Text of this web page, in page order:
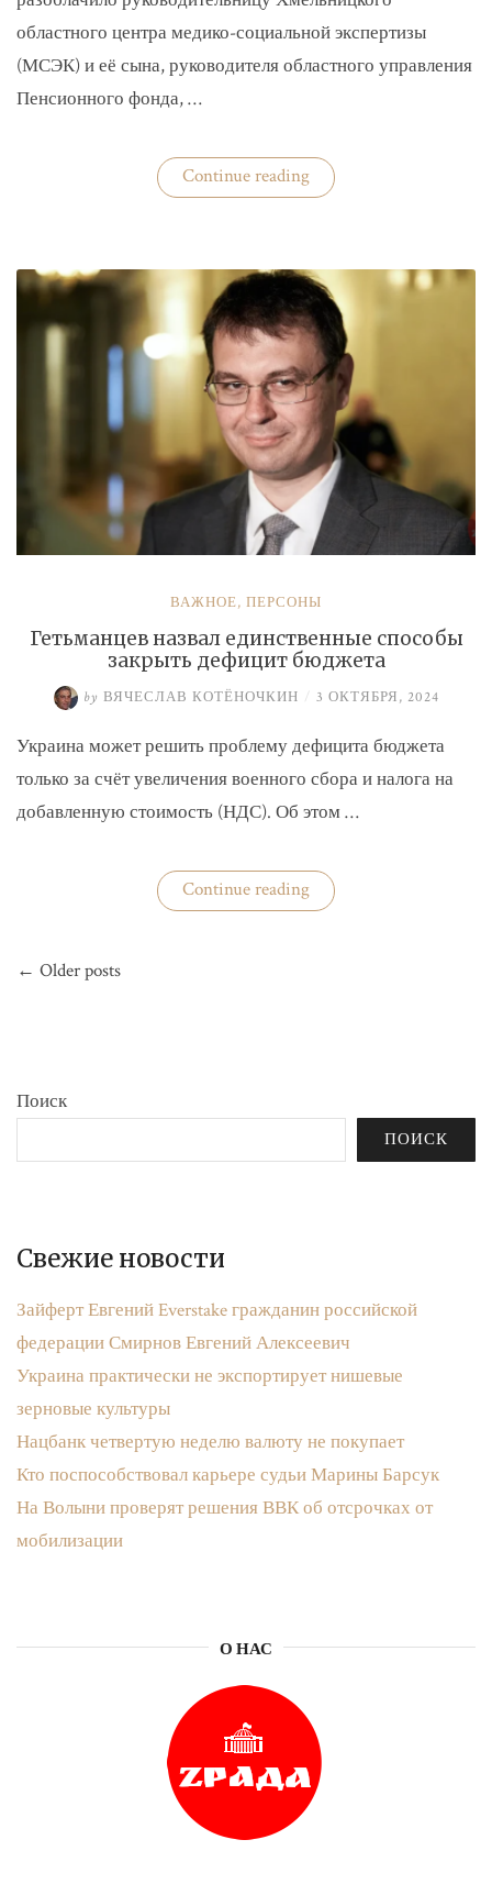
областного центра медико-социальной экспертизы
(МСЭК) и её сына, руководителя областного управления
Пенсионного фонда, …
Continue reading«В
Хмельницком
сын
зарабатывали
на
уклонистах»
ВАЖНОЕ, ПЕРСОНЫ
Гетьманцев назвал единственные способы
закрыть дефицит бюджета
by ВЯЧЕСЛАВ КОТЁНОЧКИН / 3 ОКТЯБРЯ, 2024
Украина может решить проблему дефицита бюджета
только за счёт увеличения военного сбора и налога на
добавленную стоимость (НДС). Об этом …
Continue reading«Гетьманцев
назвал
по
← Older posts
Поиск
ПОИСК
Свежие новости
Зайферт Евгений Everstake гражданин российской
федерации Смирнов Евгений Алексеевич
Украина практически не экспортирует нишевые
зерновые культуры
Нацбанк четвертую неделю валюту не покупает
Кто поспособствовал карьере судьи Марины Барсук
На Волыни проверят решения ВВК об отсрочках от
мобилизации
О НАС